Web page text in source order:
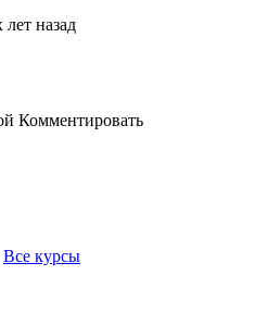
лет назад
Комментировать
Все курсы